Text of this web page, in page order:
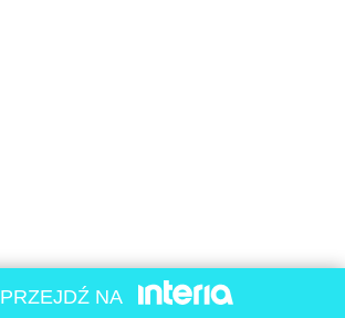
PRZEJDŹ NA